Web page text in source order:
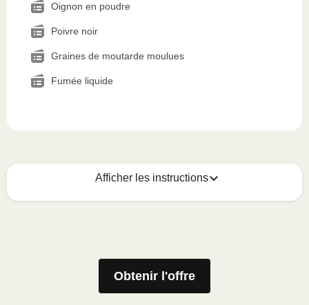
Oignon en poudre
Poivre noir
Graines de moutarde moulues
Fumée liquide
Afficher les instructions
Voici quoi faire :
MICRO-ONDES
Obtenir l'offre